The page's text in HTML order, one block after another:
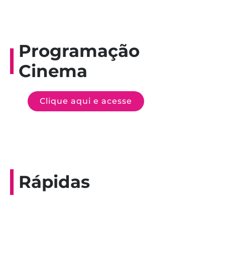
Programação
Cinema
Clique aqui e acesse
Rápidas